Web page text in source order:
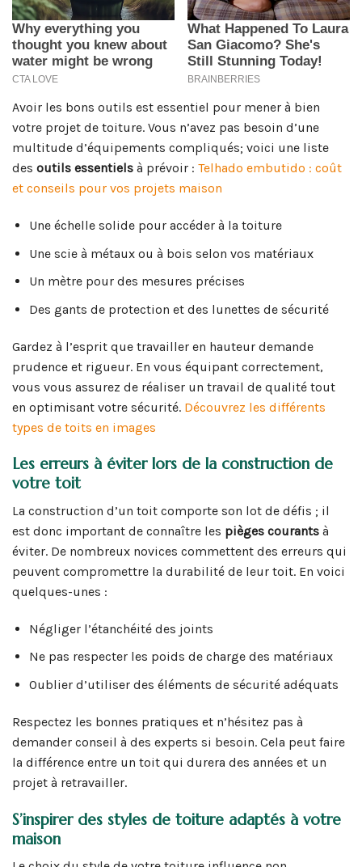
Avoir les bons outils est essentiel pour mener à bien
votre projet de toiture. Vous n’avez pas besoin d’une
multitude d’équipements compliqués; voici une liste
des outils essentiels à prévoir : Telhado embutido : coût
et conseils pour vos projets maison
Une échelle solide pour accéder à la toiture
Une scie à métaux ou à bois selon vos matériaux
Un mètre pour des mesures précises
Des gants de protection et des lunettes de sécurité
Gardez à l’esprit que travailler en hauteur demande
prudence et rigueur. En vous équipant correctement,
vous vous assurez de réaliser un travail de qualité tout
en optimisant votre sécurité. Découvrez les différents
types de toits en images
Les erreurs à éviter lors de la construction de
votre toit
La construction d’un toit comporte son lot de défis ; il
est donc important de connaître les pièges courants à
éviter. De nombreux novices commettent des erreurs qui
peuvent compromettre la durabilité de leur toit. En voici
quelques-unes :
Négliger l’étanchéité des joints
Ne pas respecter les poids de charge des matériaux
Oublier d’utiliser des éléments de sécurité adéquats
Respectez les bonnes pratiques et n’hésitez pas à
demander conseil à des experts si besoin. Cela peut faire
la différence entre un toit qui durera des années et un
projet à retravailler.
S’inspirer des styles de toiture adaptés à votre
maison